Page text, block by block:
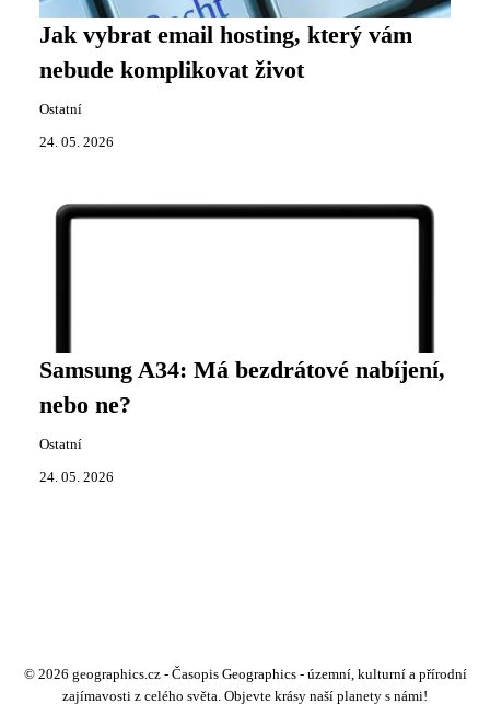
Jak vybrat email hosting, který vám
nebude komplikovat život
Ostatní
24. 05. 2026
Samsung A34: Má bezdrátové nabíjení,
nebo ne?
Ostatní
24. 05. 2026
© 2026 geographics.cz - Časopis Geographics - územní, kulturní a přírodní
zajímavosti z celého světa. Objevte krásy naší planety s námi!